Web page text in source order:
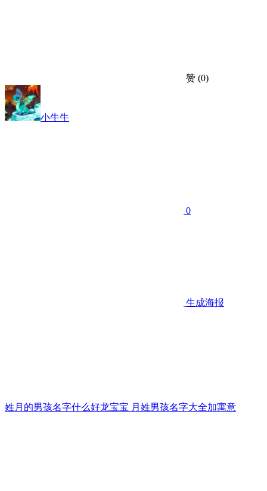
赞 (0)
小牛牛
0
生成海报
姓月的男孩名字什么好龙宝宝 月姓男孩名字大全加寓意